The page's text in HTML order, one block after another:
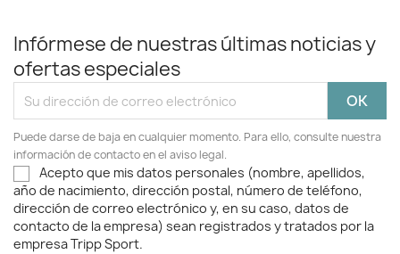
Infórmese de nuestras últimas noticias y
ofertas especiales
Puede darse de baja en cualquier momento. Para ello, consulte nuestra
información de contacto en el aviso legal.
Acepto que mis datos personales (nombre, apellidos,
año de nacimiento, dirección postal, número de teléfono,
dirección de correo electrónico y, en su caso, datos de
contacto de la empresa) sean registrados y tratados por la
empresa Tripp Sport.